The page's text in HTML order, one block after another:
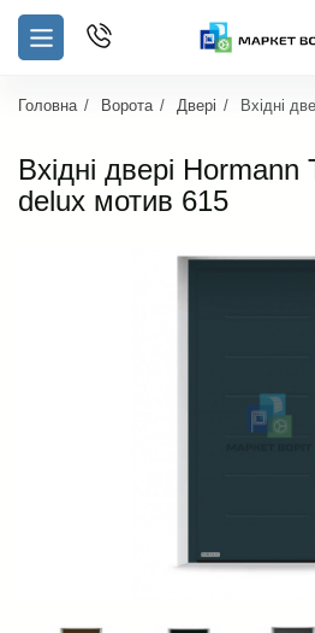
Головна Ворота Двері Вхідні
Вхідні двері
delux мотив 615